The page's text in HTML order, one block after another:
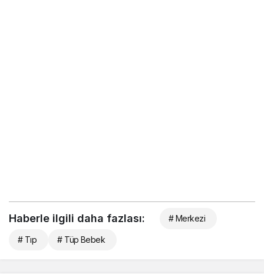
Haberle ilgili daha fazlası: # Merkezi
# Tıp # Tüp Bebek